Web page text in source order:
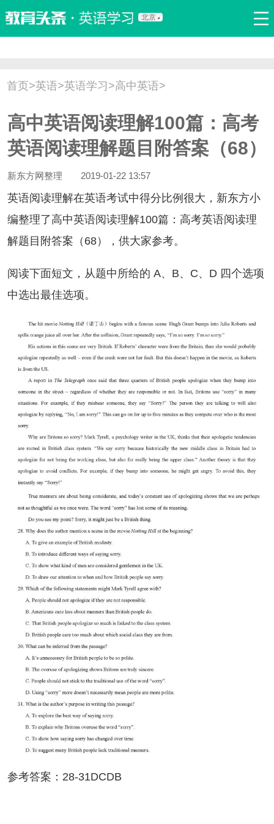
北京
双语新闻 口译翻译 职场英语 娱乐英语
流行语 新概念
首页>英语>英语学习 >高中英语>
高中英语阅读理解100篇：高考
英语阅读理解题目附答案（68）
新东方网整理 2019-01-22 13:57
阅读理解在英语考试中得分比例很大，新东方小
编整理了高中英语阅读理解100篇：高考英语阅读理
解题目附答案（68），供大家参考。
下面短文，从题中所给的 A、B、C、D 四个选项
中选出最佳选项。
答案：28-31DCDB